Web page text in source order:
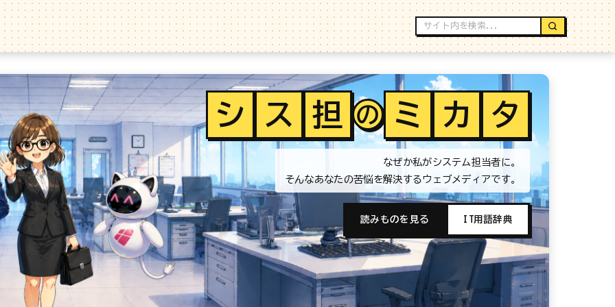
シ ス 担 の ミ カ タ
なぜか私がシステム担当者に。
そんなあなたの苦悩を解決するウェブメディアです。
読みものを見る IT用語辞典